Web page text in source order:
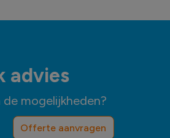
advies
mogelijkheden?
Offerte aanvragen